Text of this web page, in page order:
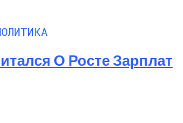
О Росте Зарплат